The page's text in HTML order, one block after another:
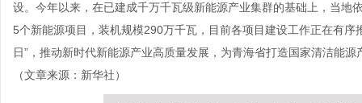
设。今年以来，在已建成千万千瓦级新能源产业集群的基础上，当地
5个新能源项目，装机规模290万千瓦，目前各项目建设工作正在有
日”，推动新时代新能源产业高质量发展，为青海省打造国家清洁能源
（文章来源：新华社）